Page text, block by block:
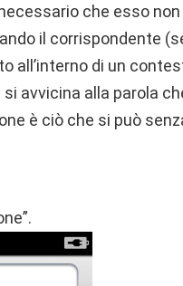
che esso
il corrispondente
all’interno di un
avvicina alla parola
è ciò che si può